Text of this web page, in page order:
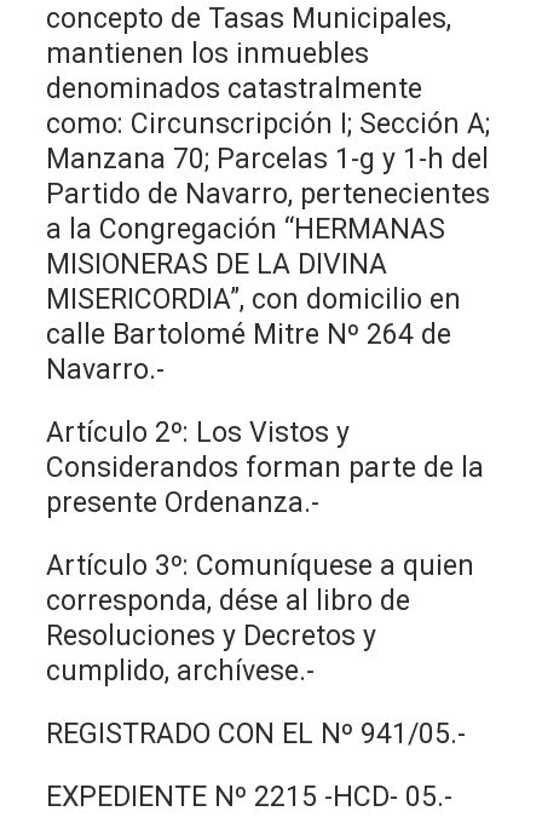
concepto de Tasas Municipales,
mantienen los inmuebles
denominados catastralmente
como: Circunscripción I; Sección A;
Manzana 70; Parcelas 1-g y 1-h del
Partido de Navarro, pertenecientes
a la Congregación “HERMANAS
MISIONERAS DE LA DIVINA
MISERICORDIA”, con domicilio en
calle Bartolomé Mitre Nº 264 de
Navarro.-
Artículo 2º: Los Vistos y
Considerandos forman parte de la
presente Ordenanza.-
Artículo 3º: Comuníquese a quien
corresponda, dése al libro de
Resoluciones y Decretos y
cumplido, archívese.-
REGISTRADO CON EL Nº 941/05.-
EXPEDIENTE Nº 2215 -HCD- 05.-